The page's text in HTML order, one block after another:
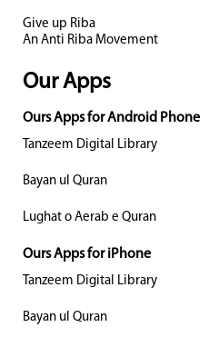
Give up Riba
An Anti Riba Movement
Our Apps
Ours Apps for Android Phone
Tanzeem Digital Library
Bayan ul Quran
Lughat o Aerab e Quran
Ours Apps for iPhone
Tanzeem Digital Library
Bayan ul Quran